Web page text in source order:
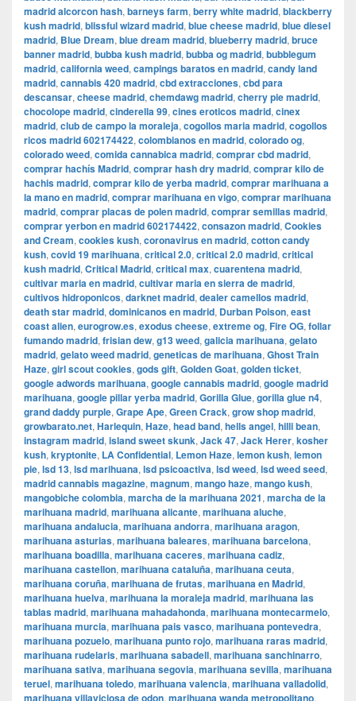
madrid alcorcon hash, barneys farm, berry white madrid, blackberry
kush madrid, blissful wizard madrid, blue cheese madrid, blue diesel
madrid, Blue Dream, blue dream madrid, blueberry madrid, bruce
banner madrid, bubba kush madrid, bubba og madrid, bubblegum
madrid, california weed, campings baratos en madrid, candy land
madrid, cannabis 420 madrid, cbd extracciones, cbd para
descansar, cheese madrid, chemdawg madrid, cherry pie madrid,
chocolope madrid, cinderella 99, cines eroticos madrid, cinex
madrid, club de campo la moraleja, cogollos maria madrid, cogollos
ricos madrid 602174422, colombianos en madrid, colorado og,
colorado weed, comida cannabica madrid, comprar cbd madrid,
comprar hachís Madrid, comprar hash dry madrid, comprar kilo de
hachis madrid, comprar kilo de yerba madrid, comprar marihuana a
la mano en madrid, comprar marihuana en vigo, comprar marihuana
madrid, comprar placas de polen madrid, comprar semillas madrid,
comprar yerbon en madrid 602174422, consazon madrid, Cookies
and Cream, cookies kush, coronavirus en madrid, cotton candy
kush, covid 19 marihuana, critical 2.0, critical 2.0 madrid, critical
kush madrid, Critical Madrid, critical max, cuarentena madrid,
cultivar maria en madrid, cultivar maria en sierra de madrid,
cultivos hidroponicos, darknet madrid, dealer camellos madrid,
death star madrid, dominicanos en madrid, Durban Poison, east
coast alien, eurogrow.es, exodus cheese, extreme og, Fire OG, follar
fumando madrid, frisian dew, g13 weed, galicia marihuana, gelato
madrid, gelato weed madrid, geneticas de marihuana, Ghost Train
Haze, girl scout cookies, gods gift, Golden Goat, golden ticket,
google adwords marihuana, google cannabis madrid, google madrid
marihuana, google pillar yerba madrid, Gorilla Glue, gorilla glue n4,
grand daddy purple, Grape Ape, Green Crack, grow shop madrid,
growbarato.net, Harlequin, Haze, head band, hells angel, hilli bean,
instagram madrid, island sweet skunk, Jack 47, Jack Herer, kosher
kush, kryptonite, LA Confidential, Lemon Haze, lemon kush, lemon
pie, lsd 13, lsd marihuana, lsd psicoactiva, lsd weed, lsd weed seed,
madrid cannabis magazine, magnum, mango haze, mango kush,
mangobiche colombia, marcha de la marihuana 2021, marcha de la
marihuana madrid, marihuana alicante, marihuana aluche,
marihuana andalucia, marihuana andorra, marihuana aragon,
marihuana asturias, marihuana baleares, marihuana barcelona,
marihuana boadilla, marihuana caceres, marihuana cadiz,
marihuana castellon, marihuana cataluña, marihuana ceuta,
marihuana coruña, marihuana de frutas, marihuana en Madrid,
marihuana huelva, marihuana la moraleja madrid, marihuana las
tablas madrid, marihuana mahadahonda, marihuana montecarmelo,
marihuana murcia, marihuana pais vasco, marihuana pontevedra,
marihuana pozuelo, marihuana punto rojo, marihuana raras madrid,
marihuana rudelaris, marihuana sabadell, marihuana sanchinarro,
marihuana sativa, marihuana segovia, marihuana sevilla, marihuana
teruel, marihuana toledo, marihuana valencia, marihuana valladolid,
marihuana villaviciosa de odon, marihuana wanda metropolitano,